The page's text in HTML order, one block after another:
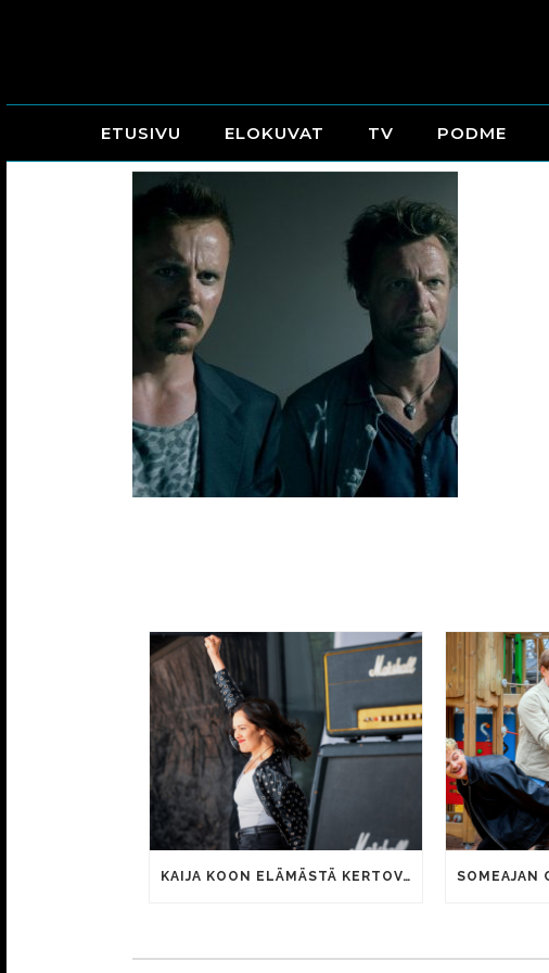
ETUSIVU ELOKUVAT TV PODME
KAIJA KOON ELÄMÄSTÄ KERTOVAN KAUNIS RIETAS ONNELLINEN -ELOKUVAN TRAILER JULKI